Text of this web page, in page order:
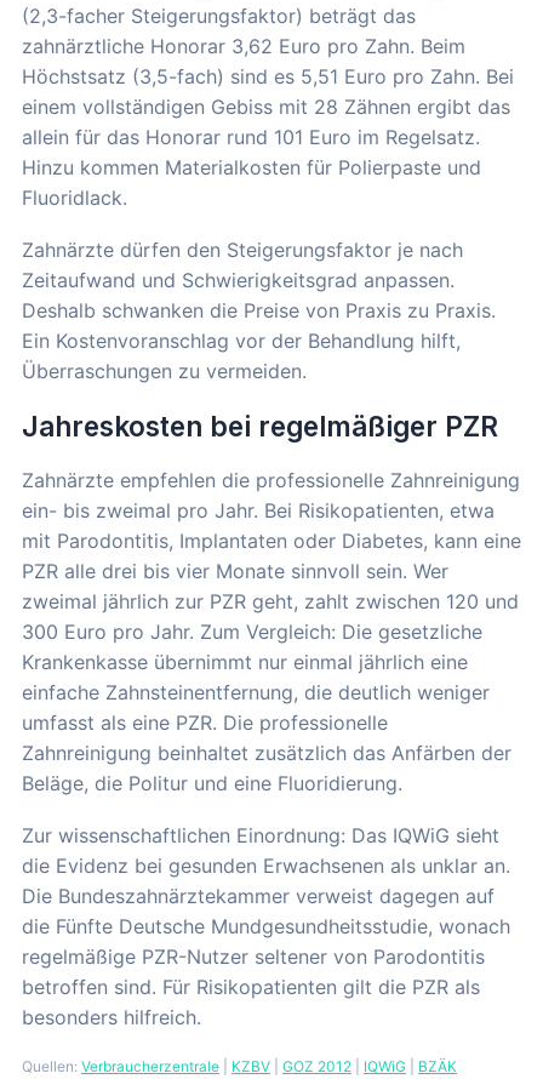
(2,3-facher Steigerungsfaktor) beträgt das
zahnärztliche Honorar 3,62 Euro pro Zahn. Beim
Höchstsatz (3,5-fach) sind es 5,51 Euro pro Zahn. Bei
einem vollständigen Gebiss mit 28 Zähnen ergibt das
allein für das Honorar rund 101 Euro im Regelsatz.
Hinzu kommen Materialkosten für Polierpaste und
Fluoridlack.
Zahnärzte dürfen den Steigerungsfaktor je nach
Zeitaufwand und Schwierigkeitsgrad anpassen.
Deshalb schwanken die Preise von Praxis zu Praxis.
Ein Kostenvoranschlag vor der Behandlung hilft,
Überraschungen zu vermeiden.
Jahreskosten bei regelmäßiger PZR
Zahnärzte empfehlen die professionelle Zahnreinigung
ein- bis zweimal pro Jahr. Bei Risikopatienten, etwa
mit Parodontitis, Implantaten oder Diabetes, kann eine
PZR alle drei bis vier Monate sinnvoll sein. Wer
zweimal jährlich zur PZR geht, zahlt zwischen 120 und
300 Euro pro Jahr. Zum Vergleich: Die gesetzliche
Krankenkasse übernimmt nur einmal jährlich eine
einfache Zahnsteinentfernung, die deutlich weniger
umfasst als eine PZR. Die professionelle
Zahnreinigung beinhaltet zusätzlich das Anfärben der
Beläge, die Politur und eine Fluoridierung.
Zur wissenschaftlichen Einordnung: Das IQWiG sieht
die Evidenz bei gesunden Erwachsenen als unklar an.
Die Bundeszahnärztekammer verweist dagegen auf
die Fünfte Deutsche Mundgesundheitsstudie, wonach
regelmäßige PZR-Nutzer seltener von Parodontitis
betroffen sind. Für Risikopatienten gilt die PZR als
besonders hilfreich.
Quellen: Verbraucherzentrale KZBV GOZ 2012 IQWiG BZÄK